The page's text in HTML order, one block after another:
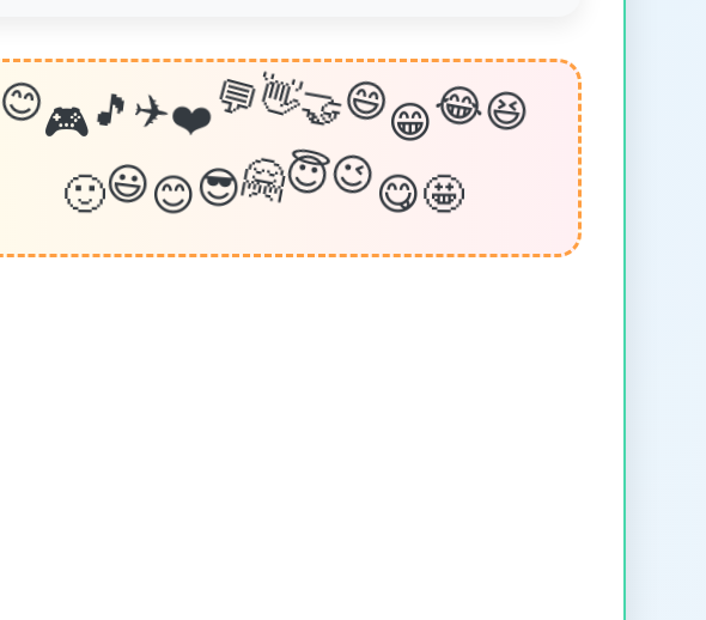
😊🎮🎵✈️❤️💬👋🤝😄😁😂😆
🙂😃😊😎🤗😇😉😋🤩